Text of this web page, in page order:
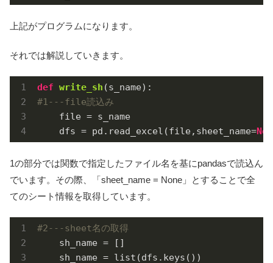
上記がプログラムになります。
それでは解説していきます。
def write_sh (s_name) :
#1---file読込み
    file = s_name
    dfs = pd.read_excel(file,sheet_name=
1の部分では関数で指定したファイル名を基にpandasで読込ん
でいます。その際、「sheet_name = None」とすることで全
てのシート情報を取得しています。
#2---sheet名の取得
    sh_name = []
    sh_name = list(dfs.keys())